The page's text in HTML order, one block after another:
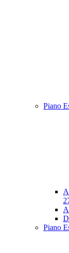
Piano
Piano